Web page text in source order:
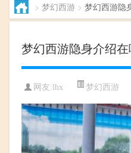
> 梦幻西游 > 梦幻西游隐
梦幻西游隐身介绍
网友: lhx 梦幻西游